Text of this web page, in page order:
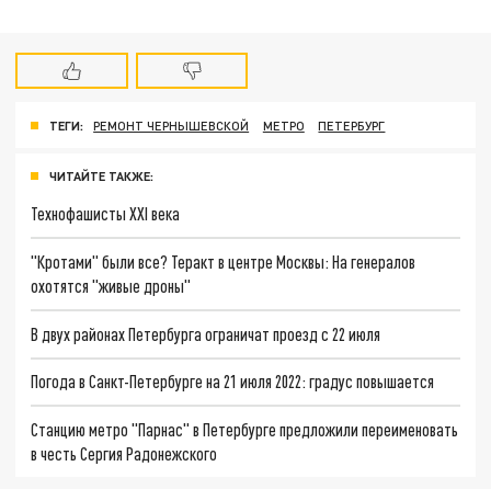
ТЕГИ: РЕМОНТ ЧЕРНЫШЕВСКОЙ МЕТРО ПЕТЕРБУРГ
ЧИТАЙТЕ ТАКЖЕ:
Технофашисты XXI века
"Кротами" были все? Теракт в центре Москвы: На генералов
охотятся "живые дроны"
В двух районах Петербурга ограничат проезд с 22 июля
Погода в Санкт-Петербурге на 21 июля 2022: градус повышается
Станцию метро "Парнас" в Петербурге предложили переименовать
в честь Сергия Радонежского